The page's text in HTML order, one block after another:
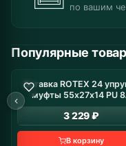
по вашим
Популярные
В наличие: 8
Вставка ROTEX 24
муфты 55х27х14 PU
3 229 ₽
В корзину